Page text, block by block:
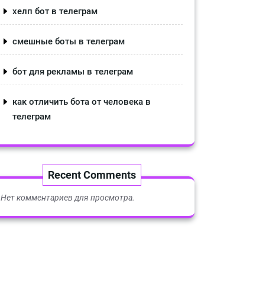
хелп бот в телеграм
смешные боты в телеграм
бот для рекламы в телеграм
как отличить бота от человека в
телеграм
Recent Comments
Нет комментариев для просмотра.